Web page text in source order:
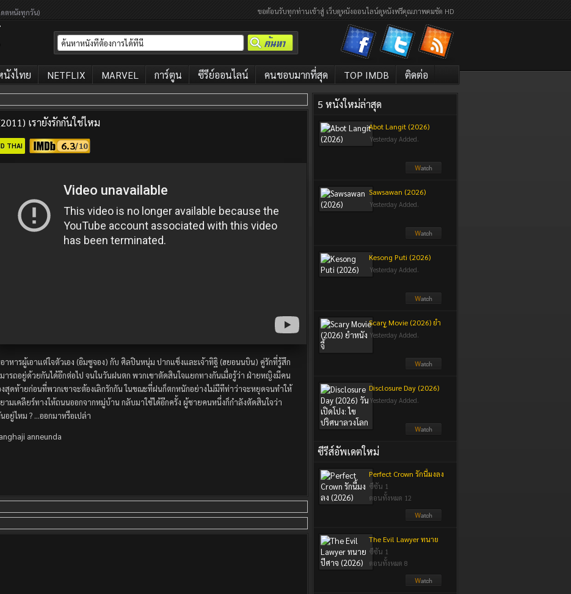
ตหนังทุกวัน) ขอต้อนรับทุกท่านเข้าสู่ เว็บดูหนังออนไลน์ดูหนังฟรีคุณภาพคมชัด HD
นังไทย NETFLIX MARVEL การ์ตูน ซีรีย์ออนไลน์ คนชอบมากที่สุด TOP IMDB ติดต่อ
เรายังรักกันใช่ไหม
THAI 6.3
าหารผู้เอาแต่ใจตัวเอง (อิมซูจอง) กับ ศิลปินหนุ่ม ปากแข็งและเจ้าทิฐิ (ฮยอนนบิน) คู่รักที่รู้สึก
ารถอยู่ด้วยกันได้อีกต่อไป จนในวันฝนตก พวกเขาตัดสินใจแยกทางกันเมื่อรู้ว่า ฝ่ายหญิงมีคน
สุดท้ายก่อนที่พวกเขาจะต้องเลิกรักกัน ในขณะที่ฝนก็ตกหนักอย่างไม่มีทีท่าว่าจะหยุดจนทำให้
มเคลียร์ทางให้ถนนออกจากหมู่บ้าน กลับมาใช้ได้อีกครั้ง ผู้ชายคนหนึ่งก็กำลังตัดสินใจว่า
อยู่ไหม ? …ออกมาหรือเปล่า
anneunda
5 หนังใหม่ล่าสุด
Abot Langit (2026)
Yesterday Added.
Sawsawan (2026)
Yesterday Added.
Kesong Puti (2026)
Yesterday Added.
Scary Movie (2026) ยำ
หนังจี้
Yesterday Added.
Disclosure Day (2026)
วันเปิดโปง: ไขปริศนา
Yesterday Added.
ซีรีส์อัพเดตใหม่
Perfect Crown รักนี้มงลง
(2026)
ซีซัน 1
ตอนทั้งหมด 12
The Evil Lawyer ทนาย
ปีศาจ (2026)
ซีซัน 1
ตอนทั้งหมด 8